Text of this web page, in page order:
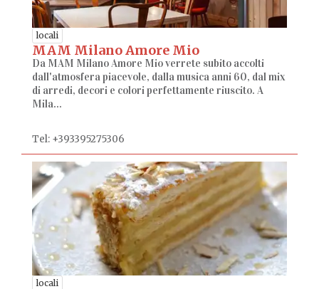
locali
MAM Milano Amore Mio
Da MAM Milano Amore Mio verrete subito accolti
dall'atmosfera piacevole, dalla musica anni 60, dal mix
di arredi, decori e colori perfettamente riuscito. A
Mila...
Tel: +393395275306
locali